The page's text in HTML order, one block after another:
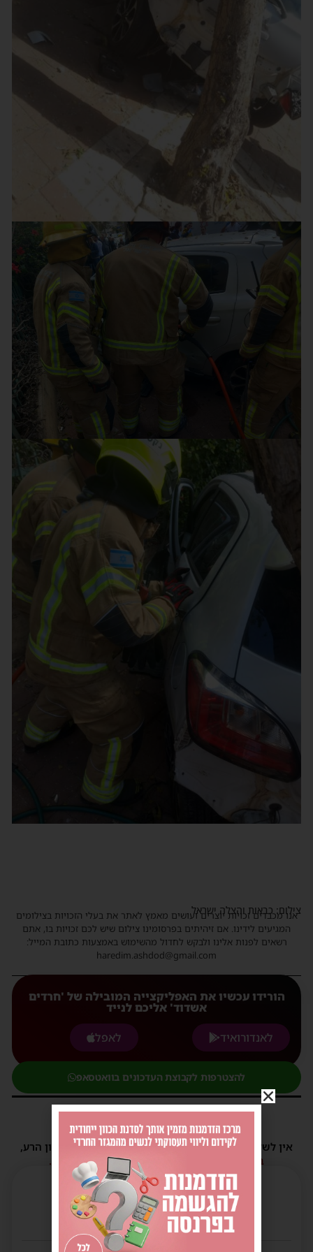
צילום: כבאות והצלה ישראל
אנו מכבדים זכויות יוצרים ועושים מאמץ לאתר את בעלי הזכויות בצילומים
המגיעים לידינו. אם זיהיתים בפרסומינו צילום שיש לכם זכויות בו, אתם
רשאים לפנות אלינו ולבקש לחדול מהשימוש באמצעות כתובת המייל:
haredim.ashdod@gmail.com
הורידו עכשיו את האפליקצייה המובילה של 'חרדים
אשדוד' אליכם לנייד
לאנדורואיד
לאפל
להצטרפות לקבוצת העדכונים בוואטסאפ
תגובות
אין לשלוח תגובות שאינם הולמות או מכילות דברי לשון הרע,
הסתה ורכילות.
במידה ולא ניתן להגיב - הכתבה סגורה לתגובות.